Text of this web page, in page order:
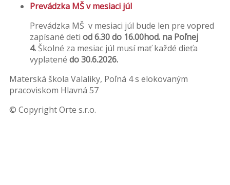
Prevádzka MŠ v mesiaci júl
Prevádzka MŠ v mesiaci júl bude len pre vopred
zapísané deti od 6.30 do 16.00hod. na Poľnej
4. Školné za mesiac júl musí mať každé dieťa
vyplatené do 30.6.2026.
Materská škola Valaliky, Poľná 4 s elokovaným
pracoviskom Hlavná 57
© Copyright Orte s.r.o.